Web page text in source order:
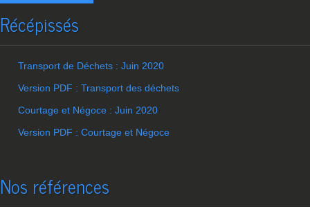
Récépissés
Transport de Déchets : Juin 2020
Version PDF : Transport des déchets
Courtage et Négoce : Juin 2020
Version PDF : Courtage et Négoce
Nos références